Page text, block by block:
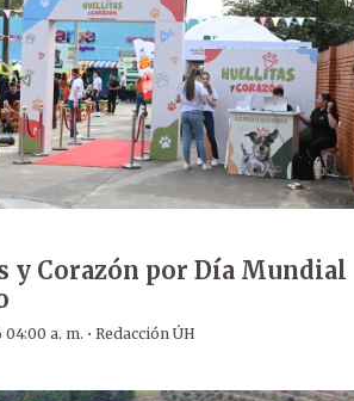
y Corazón por Día Mundial
04:00 a. m. · Redacción ÚH